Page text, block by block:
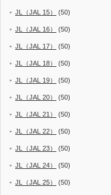
JL（JAL 15） (50)
JL（JAL 16） (50)
JL（JAL 17） (50)
JL（JAL 18） (50)
JL（JAL 19） (50)
JL（JAL 20） (50)
JL（JAL 21） (50)
JL（JAL 22） (50)
JL（JAL 23） (50)
JL（JAL 24） (50)
JL（JAL 25） (50)